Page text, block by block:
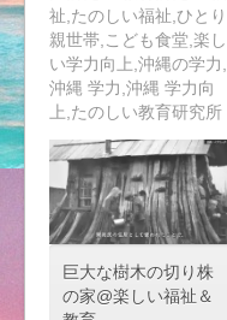
祉,たのしい福祉,ひとり
親世帯,こども食堂,楽し
い学力向上,沖縄の学力,
沖縄 学力,沖縄 学力向
上,たのしい教育研究所
巨大な樹木の切り株
の家@楽しい福祉＆